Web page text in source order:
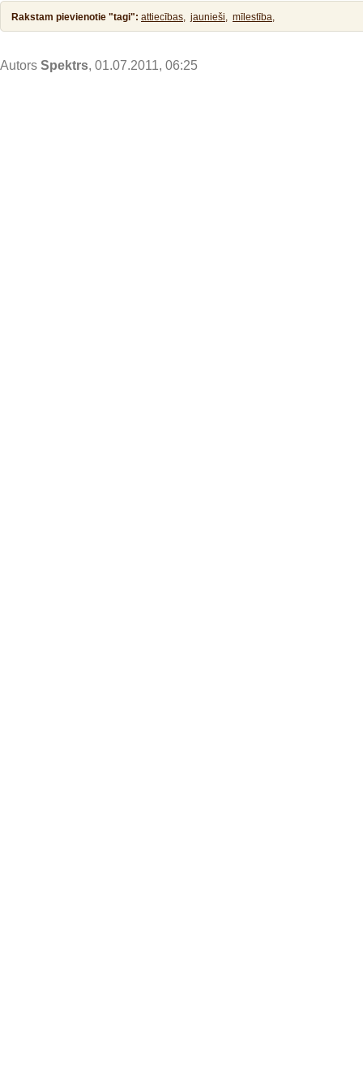
Rakstam pievienotie "tagi": attiecības, jaunieši, mīlestība,
Autors Spektrs, 01.07.2011, 06:25